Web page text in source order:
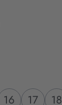
16 17 18